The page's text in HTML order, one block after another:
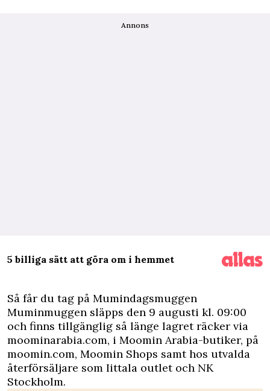
Annons
5 billiga sätt att göra om i hemmet
Så får du tag på Mumindagsmuggen
Muminmuggen släpps den 9 augusti kl. 09:00
och finns tillgänglig så länge lagret räcker via
moominarabia.com, i Moomin Arabia-butiker, på
moomin.com, Moomin Shops samt hos utvalda
återförsäljare som Iittala outlet och NK
Stockholm.